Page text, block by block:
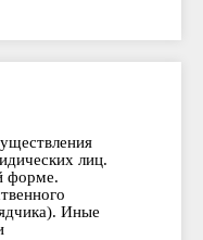
лиц.
форме.
Иные